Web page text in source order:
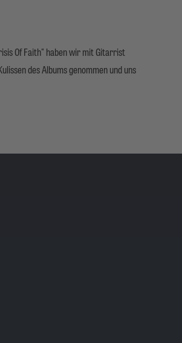
Of Faith" haben wir mit Gitarrist
des Albums genommen und uns